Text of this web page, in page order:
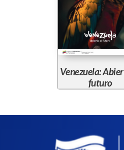
Venezuela:
futuro